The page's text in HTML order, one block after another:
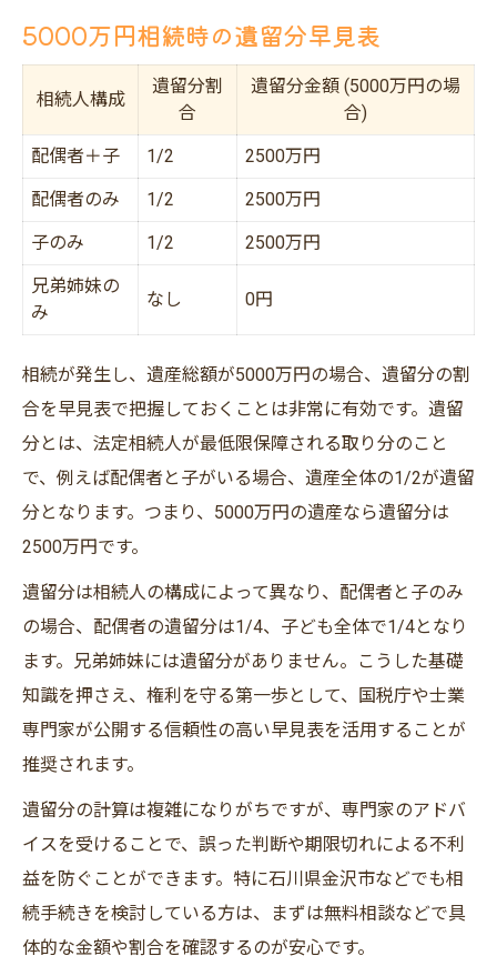
5000万円相続時の遺留分早見表
相続人構成
遺留分割
合
遺留分金額 (5000万円の場
合)
配偶者＋子 1/2 2500万円
配偶者のみ 1/2 2500万円
子のみ 1/2 2500万円
兄弟姉妹の
み
なし 0円
相続が発生し、遺産総額が5000万円の場合、遺留分の割
合を早見表で把握しておくことは非常に有効です。遺留
分とは、法定相続人が最低限保障される取り分のこと
で、例えば配偶者と子がいる場合、遺産全体の1/2が遺留
分となります。つまり、5000万円の遺産なら遺留分は
2500万円です。
遺留分は相続人の構成によって異なり、配偶者と子のみ
の場合、配偶者の遺留分は1/4、子ども全体で1/4となり
ます。兄弟姉妹には遺留分がありません。こうした基礎
知識を押さえ、権利を守る第一歩として、国税庁や士業
専門家が公開する信頼性の高い早見表を活用することが
推奨されます。
遺留分の計算は複雑になりがちですが、専門家のアドバ
イスを受けることで、誤った判断や期限切れによる不利
益を防ぐことができます。特に石川県金沢市などでも相
続手続きを検討している方は、まずは無料相談などで具
体的な金額や割合を確認するのが安心です。